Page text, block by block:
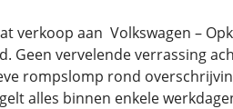
verkoop aan Volkswagen –
Geen vervelende verrassing
rompslomp rond
alles binnen enkele